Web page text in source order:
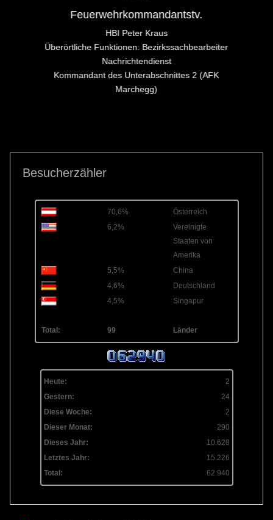
Feuerwehrkommandantstv.
HBI Peter Kraus
Überörtliche Funktionen: Bezirkssachbearbeiter
Nachrichtendienst
Kommandant des Unterabschnittes 2 (AFK
Marchegg)
Besucherzähler
70,6%
Österreich
6,2%
Vereinigte
Staaten von
Amerika
5,5%
China
4,6%
Deutschland
4,5%
Singapur
Total: 99 Länder
Heute:
2
Gestern:
24
Diese Woche:
2
Dieser Monat:
290
Dieses Jahr:
10.628
Letztes Jahr:
15.226
Total:
62.940